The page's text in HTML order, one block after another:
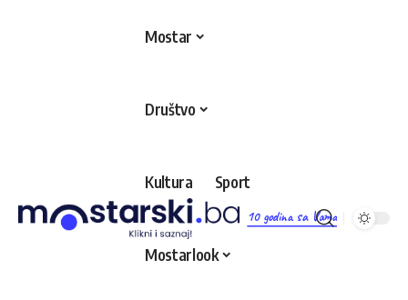
10 godina sa Vama
Mostar
Društvo
Kultura Sport
Mostarlook